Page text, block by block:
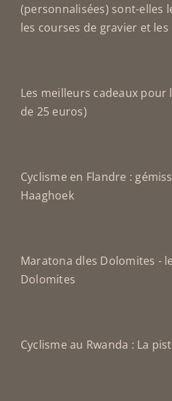
(personnalisées) sont-elles
les courses de gravier et les
Les meilleurs cadeaux pour
de 25 euros)
Cyclisme en Flandre :
Haaghoek
Maratona dles Dolomites -
Dolomites
Cyclisme au Rwanda : La